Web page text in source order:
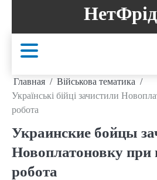
содержанию
Главная
Військова тематика
Українські бійці зачистили
робота
Украинские бойцы
Новоплатоновку при
робота